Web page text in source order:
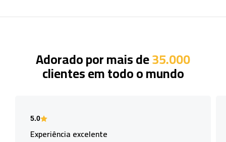
Adorado por mais de35.000
clientes em todo o mundo
5.0
Experiência excelente